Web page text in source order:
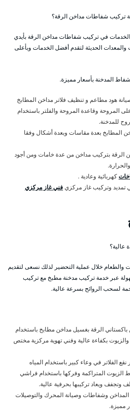
تركيب شفاطات مداخن الرقة؟
في تركيب شفاطات مداخن الرقة بأيدي
الحديثة لتقدم أفضل الخدمات وبأعلى
المدخنة بأسعار مميزة.
هود مطاعم و تنظيف فلاتر مداخن المطابخ
المروحة وقاعدة المروحة والفلتر باستخدام
للمدخنة.
المطابخ بعدة مقاسات وبعدة أشكال وفقا
الرقة بتركيب مداخن من عدة خامات ومن أجود
كهربائية وعادية .
تمديد وتركيب غاز مركزيفني غاز مركزي
عالية؟
والطعام خلال عملية التحضير لذلك نسعى لتقديم
عبر خدمة تركيب مدخنة مطبخ مع تركيب
لسحب الروائح بسرعة عالية.
الرقة بغسيل مداخن مطابخ باستخدام
بكفاءة عالية وفني تهوية مركزية مختص
الفلاتر في وعاء كبير باستخدام المياه
الزيوت المتراكمة وفركها باستخدام فراشي
ويعاد تركيبها بحرفية عالية.
وشفاطات وصيانة المحرك والتوصيلات
مميزة.